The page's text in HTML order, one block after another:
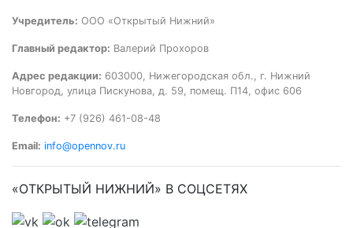
Учредитель: ООО «Открытый Нижний»
Главный редактор: Валерий Прохоров
Адрес редакции: 603000, Нижегородская обл., г. Нижний
Новгород, улица Пискунова, д. 59, помещ. П14, офис 606
Телефон: +7 (926) 461-08-48
Email: info@opennov.ru
«ОТКРЫТЫЙ НИЖНИЙ» В СОЦСЕТЯХ